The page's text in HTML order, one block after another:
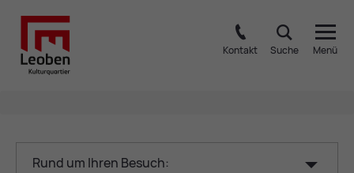
Kontakt Suche Menü
Rund um Ihren Besuch: